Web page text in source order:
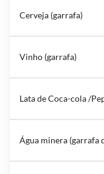
Cerveja (garrafa)
Vinho (garrafa)
Lata de Coca-cola /
Água minera (garrafa